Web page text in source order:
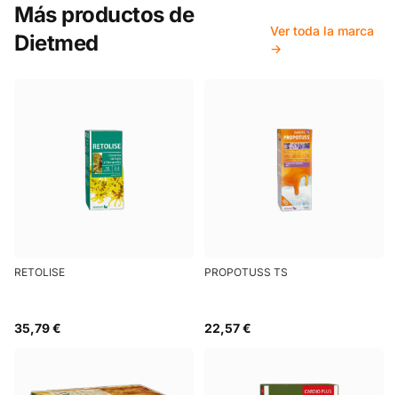
Más productos de
Dietmed
Ver toda la marca
→
RETOLISE
35,79 €
PROPOTUSS TS
22,57 €